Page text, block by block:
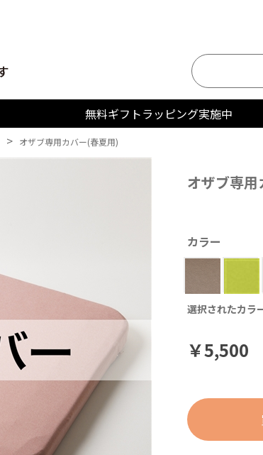
無料ギフトラッピング実施中
> オザブ専用カバー(春夏用)
オザブ専
￥5,500
カラー
選択されたカラ